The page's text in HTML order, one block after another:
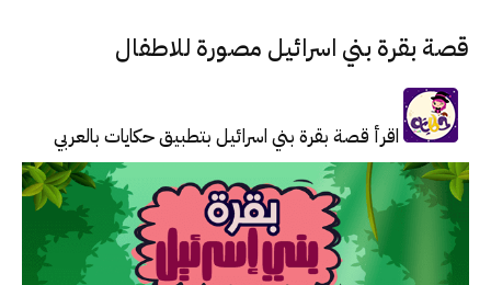
قصة بقرة بني اسرائيل مصورة للاطفال
اقرأ قصة بقرة بني اسرائيل بتطبيق حكايات بالعربي